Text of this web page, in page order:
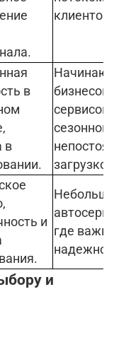
клиентов.
в
в
бизнесов
сервисов
сезонной/
и
где
и